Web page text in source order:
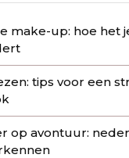
make-up: hoe het
tips voor een
op avontuur: